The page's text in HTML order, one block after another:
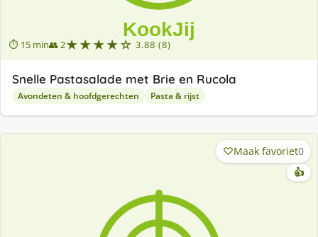
⏱ 15 min👥 2★★★★☆ 3.88 (8)
Snelle Pastasalade met Brie en Rucola
Avondeten & hoofdgerechten Pasta & rijst
Maak favoriet0
👍